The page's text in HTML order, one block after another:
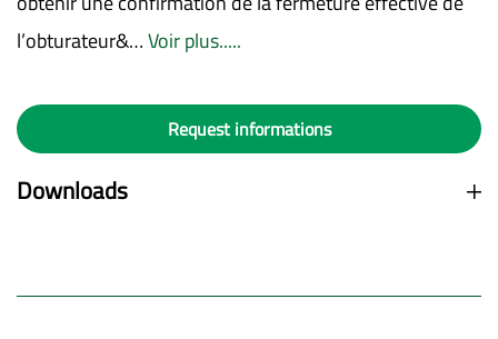
l’obturateur&…Voir plus.....
Request informations
Downloads